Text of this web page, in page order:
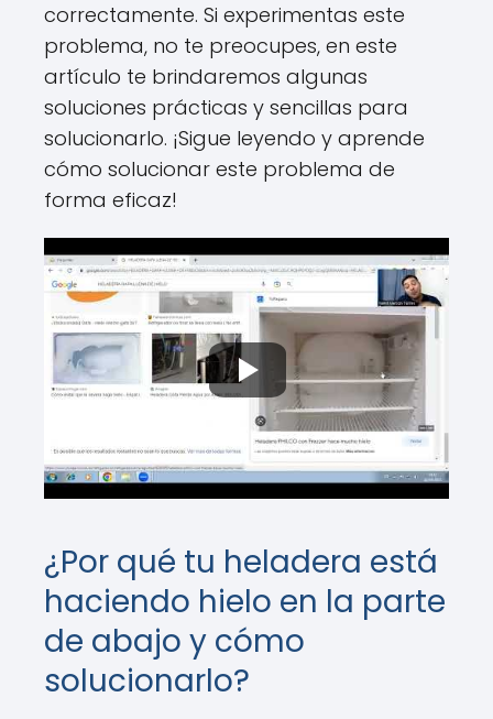
correctamente. Si experimentas este
problema, no te preocupes, en este
artículo te brindaremos algunas
soluciones prácticas y sencillas para
solucionarlo. ¡Sigue leyendo y aprende
cómo solucionar este problema de
forma eficaz!
¿Por qué tu heladera está
haciendo hielo en la parte
de abajo y cómo
solucionarlo?